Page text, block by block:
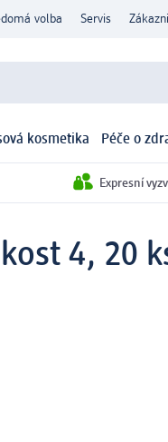
volba Servis
kosmetika Péče o
Expresní
4, 20